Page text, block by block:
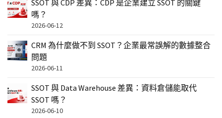
SSOT 與 CDP 差異：CDP 是企業建立 SSOT 的關鍵
嗎？
2026-06-12
CRM 為什麼做不到 SSOT？企業最常誤解的數據整合
問題
2026-06-11
SSOT 與 Data Warehouse 差異：資料倉儲能取代
SSOT 嗎？
2026-06-10